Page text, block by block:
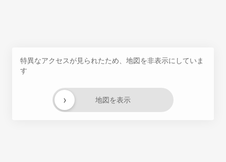
特異なアクセスが見られたため、地図を非表示にしていま
す
地図を表示
›